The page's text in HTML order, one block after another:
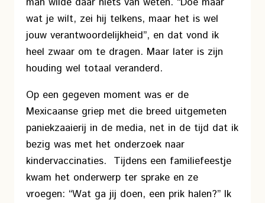
wat je wilt, zei hij telkens, maar het is wel
jouw verantwoordelijkheid”, en dat vond ik
heel zwaar om te dragen. Maar later is zijn
houding wel totaal veranderd.
Op een gegeven moment was er de
Mexicaanse griep met die breed uitgemeten
paniekzaaierij in de media, net in de tijd dat ik
bezig was met het onderzoek naar
kindervaccinaties. Tijdens een familiefeestje
kwam het onderwerp ter sprake en ze
vroegen: “Wat ga jij doen, een prik halen?” Ik